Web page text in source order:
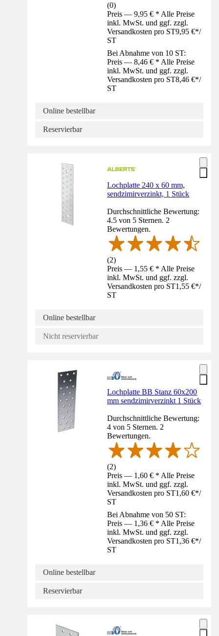
(0)
Preis — 9,95 € * Alle Preise
inkl. MwSt. und ggf. zzgl.
Versandkosten pro ST9,95 €*/
ST
Bei Abnahme von 10 ST:
Preis — 8,46 € * Alle Preise
inkl. MwSt. und ggf. zzgl.
Versandkosten pro ST8,46 €*/
ST
Online bestellbar
Reservierbar
Lochplatte 240 x 60 mm,
sendzimirverzinkt, 1 Stück
Durchschnittliche Bewertung:
4.5 von 5 Sternen. 2
Bewertungen.
(2)
Preis — 1,55 € * Alle Preise
inkl. MwSt. und ggf. zzgl.
Versandkosten pro ST1,55 €*/
ST
Online bestellbar
Nicht reservierbar
Lochplatte BB Stanz 60x200
mm sendzimirverzinkt 1 Stück
Durchschnittliche Bewertung:
4 von 5 Sternen. 2
Bewertungen.
(2)
Preis — 1,60 € * Alle Preise
inkl. MwSt. und ggf. zzgl.
Versandkosten pro ST1,60 €*/
ST
Bei Abnahme von 50 ST:
Preis — 1,36 € * Alle Preise
inkl. MwSt. und ggf. zzgl.
Versandkosten pro ST1,36 €*/
ST
Online bestellbar
Reservierbar